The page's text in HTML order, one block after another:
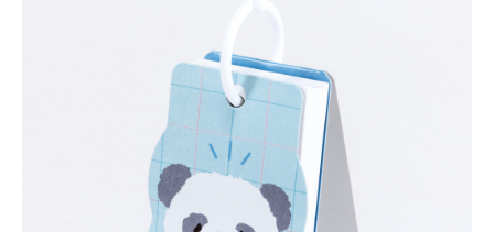
ふわふわたっとんの単語カードで、かわいく楽し
メーカー希望小売価格：